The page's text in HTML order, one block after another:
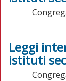
Leggi
istituti